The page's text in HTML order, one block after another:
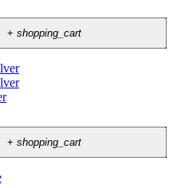
+shopping_cart
+shopping_cart